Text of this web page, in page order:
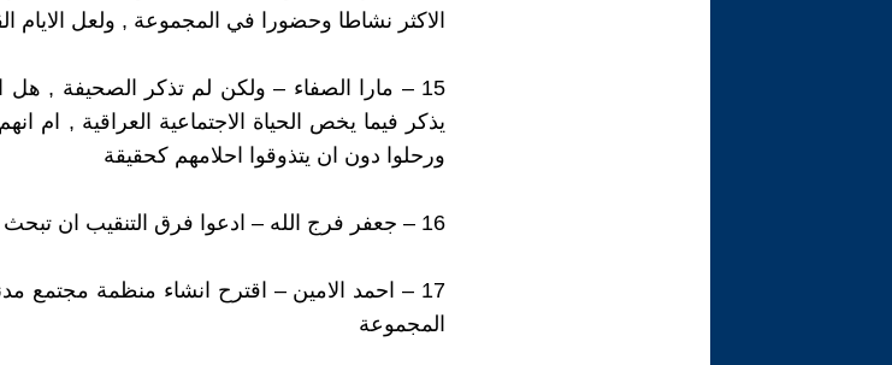
الاكثر نشاطا وحضورا في المجموعة , ولعل
15 – مارا الصفاء – ولكن لم تذكر الصحيفة ,
يذكر فيما يخص الحياة الاجتماعية العراقية , ام
ورحلوا دون ان يتذوقوا احلامهم كحقيقة
16 – جعفر فرج الله – ادعوا فرق التنقيب ان تبحث عن المزيد من الاثار الاخرى
17 – احمد الامين – اقترح انشاء منظمة
المجموعة